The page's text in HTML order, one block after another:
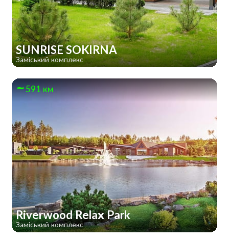
SUNRISE SOKIRNA
Заміський комплекс
591 км
Riverwood Relax Park
Заміський комплекс